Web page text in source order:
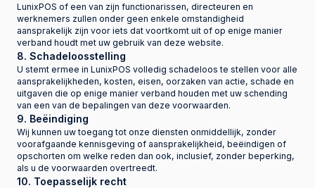
LunixPOS of een van zijn functionarissen, directeuren en
werknemers zullen onder geen enkele omstandigheid
aansprakelijk zijn voor iets dat voortkomt uit of op enige manier
verband houdt met uw gebruik van deze website.
8. Schadeloosstelling
U stemt ermee in LunixPOS volledig schadeloos te stellen voor alle
aansprakelijkheden, kosten, eisen, oorzaken van actie, schade en
uitgaven die op enige manier verband houden met uw schending
van een van de bepalingen van deze voorwaarden.
9. Beëindiging
Wij kunnen uw toegang tot onze diensten onmiddellijk, zonder
voorafgaande kennisgeving of aansprakelijkheid, beëindigen of
opschorten om welke reden dan ook, inclusief, zonder beperking,
als u de voorwaarden overtreedt.
10. Toepasselijk recht